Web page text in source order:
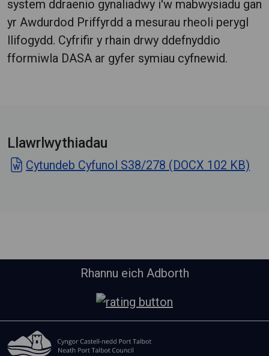
system ddraenio gynaliadwy i'w mabwysiadu gan
yr Awdurdod Priffyrdd a mesurau rheoli perygl
llifogydd. Cyfrifir y rhain drwy ddefnyddio
fformiwla DASA ar gyfer symiau cyfnewid.
Llawrlwythiadau
Cytundeb Cyfunol S38/278 (DOCX 102 KB)
Rhannu eich Adborth